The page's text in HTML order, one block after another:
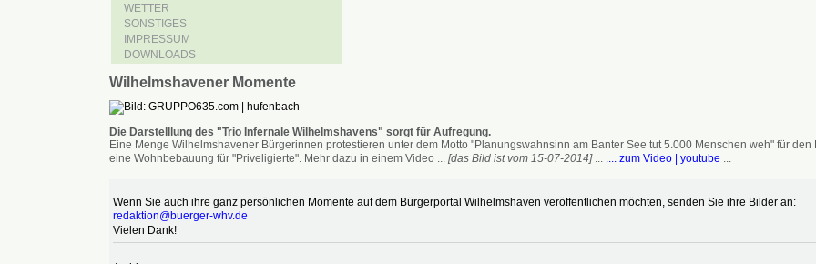
WETTER
SONSTIGES
IMPRESSUM
DOWNLOADS
Wilhelmshavener Momente
Die Darstelllung des "Trio Infernale Wilhelmshavens" sorgt für Aufregung.
Eine Menge Wilhelmshavener Bürgerinnen protestieren unter dem Motto "Planungswahnsinn am Banter See tut 5.000 Menschen weh" für
eine Wohnbebauung für "Priveligierte". Mehr dazu in einem Video ... [das Bild ist vom 15-07-2014]... .... zum Video | youtube ...
Wenn Sie auch ihre ganz persönlichen Momente auf dem Bürgerportal Wilhelmshaven veröffentlichen möchten, senden Sie ihre Bilder an:
redaktion@buerger-whv.de
Vielen Dank!